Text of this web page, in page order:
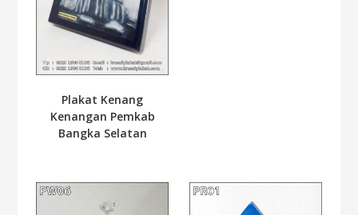
Plakat Kenang
Kenangan Pemkab
Bangka Selatan